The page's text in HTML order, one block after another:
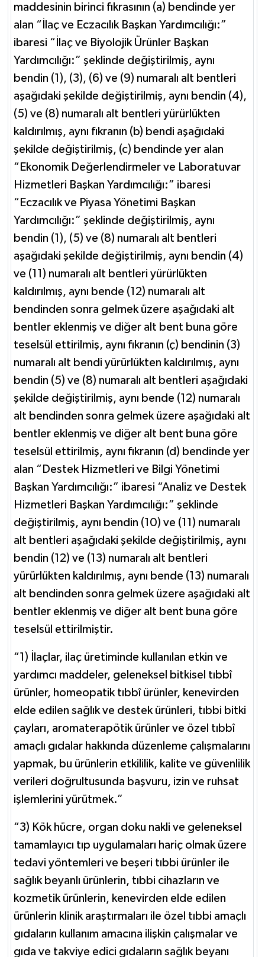
maddesinin birinci fıkrasının (a) bendinde yer
alan “İlaç ve Eczacılık Başkan Yardımcılığı:”
ibaresi “İlaç ve Biyolojik Ürünler Başkan
Yardımcılığı:” şeklinde değiştirilmiş, aynı
bendin (1), (3), (6) ve (9) numaralı alt bentleri
aşağıdaki şekilde değiştirilmiş, aynı bendin (4),
(5) ve (8) numaralı alt bentleri yürürlükten
kaldırılmış, aynı fıkranın (b) bendi aşağıdaki
şekilde değiştirilmiş, (c) bendinde yer alan
“Ekonomik Değerlendirmeler ve Laboratuvar
Hizmetleri Başkan Yardımcılığı:” ibaresi
“Eczacılık ve Piyasa Yönetimi Başkan
Yardımcılığı:” şeklinde değiştirilmiş, aynı
bendin (1), (5) ve (8) numaralı alt bentleri
aşağıdaki şekilde değiştirilmiş, aynı bendin (4)
ve (11) numaralı alt bentleri yürürlükten
kaldırılmış, aynı bende (12) numaralı alt
bendinden sonra gelmek üzere aşağıdaki alt
bentler eklenmiş ve diğer alt bent buna göre
teselsül ettirilmiş, aynı fıkranın (ç) bendinin (3)
numaralı alt bendi yürürlükten kaldırılmış, aynı
bendin (5) ve (8) numaralı alt bentleri aşağıdaki
şekilde değiştirilmiş, aynı bende (12) numaralı
alt bendinden sonra gelmek üzere aşağıdaki alt
bentler eklenmiş ve diğer alt bent buna göre
teselsül ettirilmiş, aynı fıkranın (d) bendinde yer
alan “Destek Hizmetleri ve Bilgi Yönetimi
Başkan Yardımcılığı:” ibaresi “Analiz ve Destek
Hizmetleri Başkan Yardımcılığı:” şeklinde
değiştirilmiş, aynı bendin (10) ve (11) numaralı
alt bentleri aşağıdaki şekilde değiştirilmiş, aynı
bendin (12) ve (13) numaralı alt bentleri
yürürlükten kaldırılmış, aynı bende (13) numaralı
alt bendinden sonra gelmek üzere aşağıdaki alt
bentler eklenmiş ve diğer alt bent buna göre
teselsül ettirilmiştir.
“1) İlaçlar, ilaç üretiminde kullanılan etkin ve
yardımcı maddeler, geleneksel bitkisel tıbbî
ürünler, homeopatik tıbbî ürünler, kenevirden
elde edilen sağlık ve destek ürünleri, tıbbi bitki
çayları, aromaterapötik ürünler ve özel tıbbî
amaçlı gıdalar hakkında düzenleme çalışmalarını
yapmak, bu ürünlerin etkililik, kalite ve güvenlilik
verileri doğrultusunda başvuru, izin ve ruhsat
işlemlerini yürütmek.”
“3) Kök hücre, organ doku nakli ve geleneksel
tamamlayıcı tıp uygulamaları hariç olmak üzere
tedavi yöntemleri ve beşeri tıbbi ürünler ile
sağlık beyanlı ürünlerin, tıbbi cihazların ve
kozmetik ürünlerin, kenevirden elde edilen
ürünlerin klinik araştırmaları ile özel tıbbi amaçlı
gıdaların kullanım amacına ilişkin çalışmalar ve
gıda ve takviye edici gıdaların sağlık beyanı